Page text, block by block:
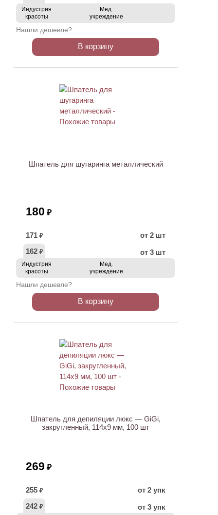
Индустрия
красоты
Мед.
учреждение
Нашли дешевле?
В корзину
Шпатель для шугаринга металлический
180 ₽
171 ₽
от 2 шт
162 ₽ от 3 шт
Индустрия
красоты
Мед.
учреждение
Нашли дешевле?
В корзину
Шпатель для депиляции люкс — GiGi,
закругленный, 114х9 мм, 100 шт
269 ₽
255 ₽
от 2 упк
242 ₽ от 3 упк